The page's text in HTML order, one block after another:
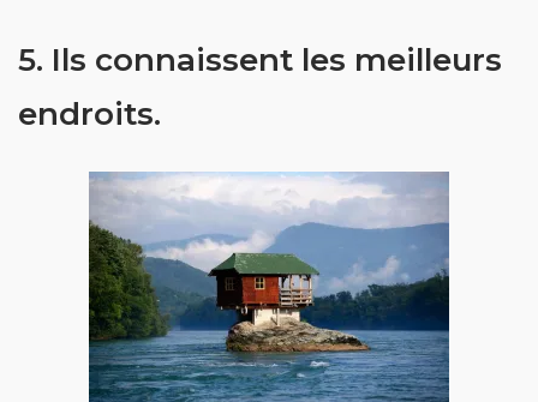
5. Ils connaissent les meilleurs
endroits.